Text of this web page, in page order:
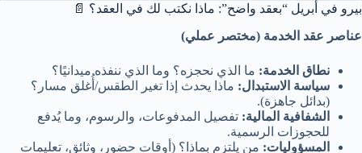
بيرو في أبريل “بعقد واضح”: ماذا نكتب لك في العقد؟ 📄
عناصر عقد الخدمة (مختصر عملي)
نطاق الخدمة: ما الذي نحجزه؟ وما الذي ننفذه ميدانيًا؟
سياسة الاستبدال: ماذا يحدث إذا تغير الطقس/أُغلق مسار؟
(بدائل جاهزة).
الشفافية المالية: تفصيل المدفوعات، والرسوم، وما يُدفع
للحجوزات الرسمية.
المسؤوليات: من يلتزم بماذا؟ (أوقات حضور، وثائق، تعليمات